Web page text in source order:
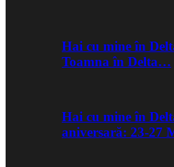
Hai cu mine în
Toamna în Delta…
Hai cu mine în
aniversară: 23-27